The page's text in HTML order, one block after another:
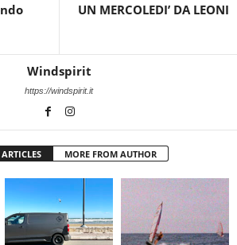
UN MERCOLEDI’ DA LEONI
Windspirit
https://windspirit.it
MORE FROM AUTHOR